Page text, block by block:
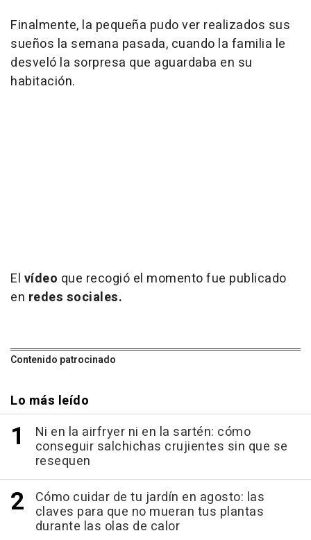
Finalmente, la pequeña pudo ver realizados sus
sueños la semana pasada, cuando la familia le
desveló la sorpresa que aguardaba en su
habitación.
El vídeo que recogió el momento fue publicado
en redes sociales.
Contenido patrocinado
Lo más leído
Ni en la airfryer ni en la sartén: cómo
conseguir salchichas crujientes sin que se
resequen
Cómo cuidar de tu jardín en agosto: las
claves para que no mueran tus plantas
durante las olas de calor